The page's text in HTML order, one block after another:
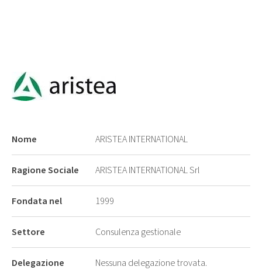
Nome ARISTEA INTERNATIONAL
Ragione Sociale ARISTEA INTERNATIONAL Srl
Fondata nel 1999
Settore Consulenza gestionale
Delegazione Nessuna delegazione trovata.